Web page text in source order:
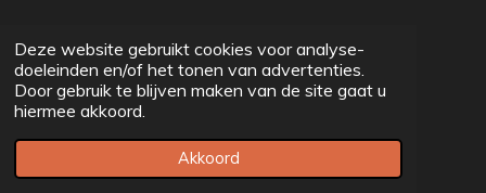
Deze website gebruikt cookies voor analyse-
doeleinden en/of het tonen van advertenties.
Door gebruik te blijven maken van de site gaat u
hiermee akkoord.
Akkoord